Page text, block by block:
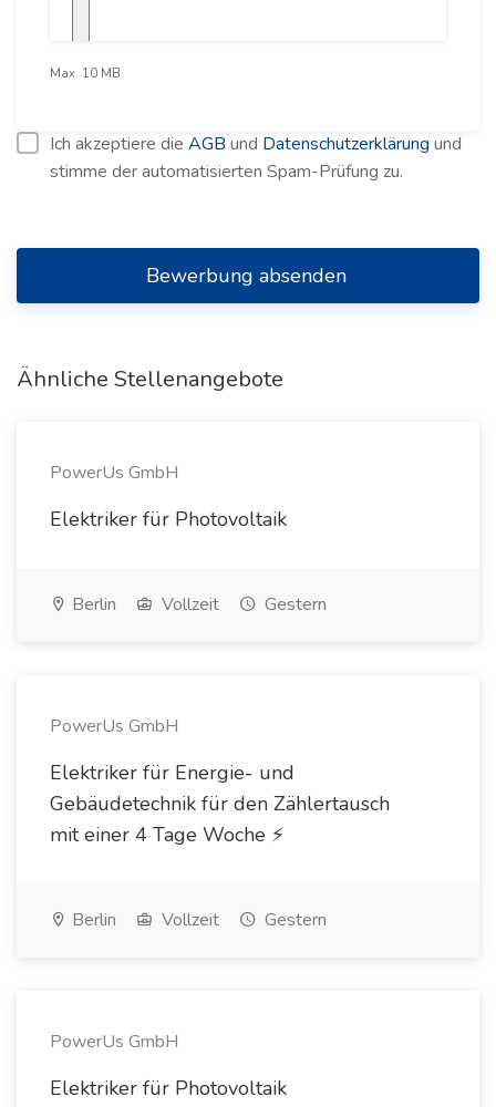
Max. 10 MB
Ich akzeptiere die AGB und Datenschutzerklärung und
stimme der automatisierten Spam-Prüfung zu.
Bewerbung absenden
Ähnliche Stellenangebote
PowerUs GmbH
Elektriker für Photovoltaik
Berlin Vollzeit Gestern
PowerUs GmbH
Elektriker für Energie- und
Gebäudetechnik für den Zählertausch
mit einer 4 Tage Woche ⚡️
Berlin Vollzeit Gestern
PowerUs GmbH
Elektriker für Photovoltaik